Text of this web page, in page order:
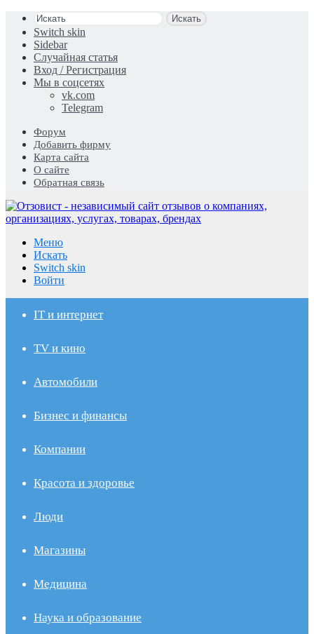
Искать
Switch skin
Sidebar
Случайная статья
Вход / Регистрация
Мы в соцсетях
vk.com
Telegram
Форум
Добавить фирму
Карта сайта
О сайте
Обратная связь
Меню
Искать
Switch skin
Войти
IT и интернет
TV и кино
Автомобили
Бизнес и финансы
Компании
Красота и здоровье
Люди
Магазины
Медицина
Наука и образование